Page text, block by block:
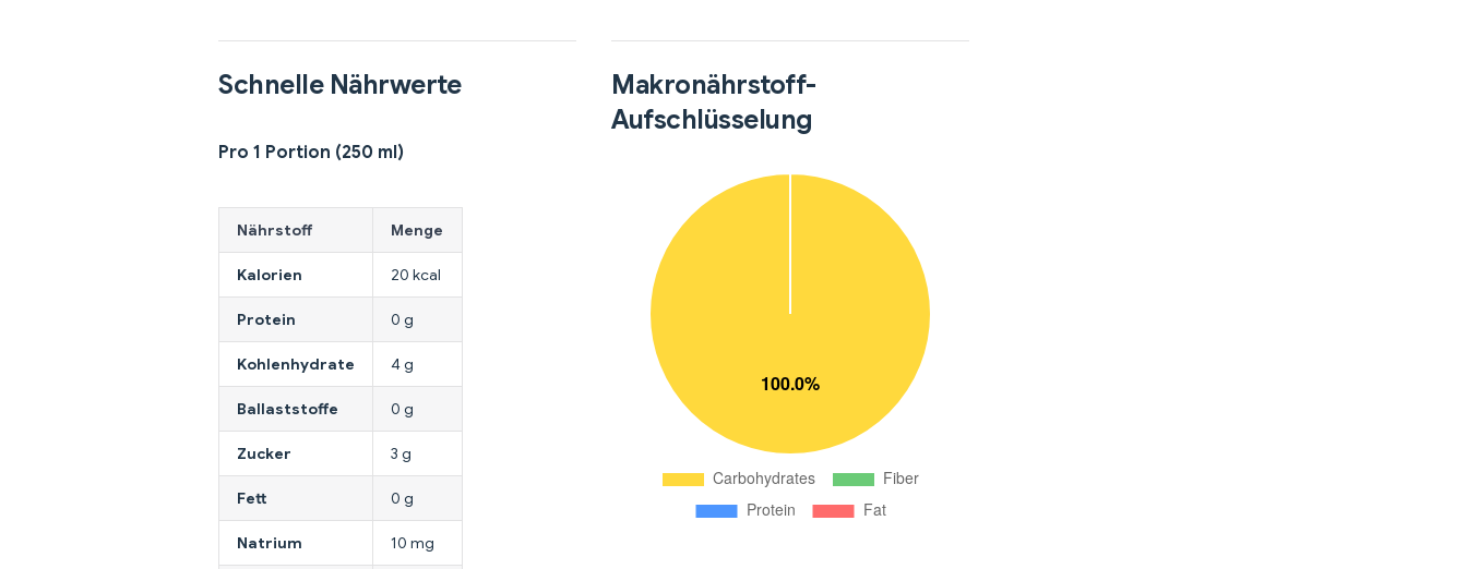
Schnelle Nährwerte
Pro 1 Portion (250 ml)
Nährstoff Menge
Kalorien 20 kcal
Protein 0 g
Kohlenhydrate 4 g
Ballaststoffe 0 g
Zucker 3 g
Fett 0 g
Natrium 10 mg
Makronährstoff-
Aufschlüsselung